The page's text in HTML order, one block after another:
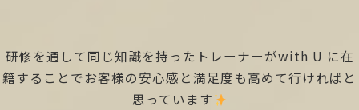
研修を通して同じ知識を持ったトレーナーがwith U に在
籍することでお客様の安心感と満足度も高めて行ければと
思っています